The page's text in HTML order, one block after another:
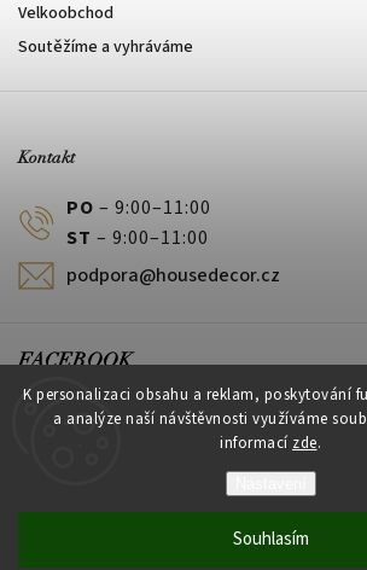
K personalizaci obsahu a reklam, poskytování
a analýze naší návštěvnosti využíváme
informací zde.
Souhlasím
Velkoobchod
Soutěžíme a vyhráváme
Kontakt
PO – 9:00–11:00
ST – 9:00–11:00
podpora@housedecor.cz
FACEBOOK